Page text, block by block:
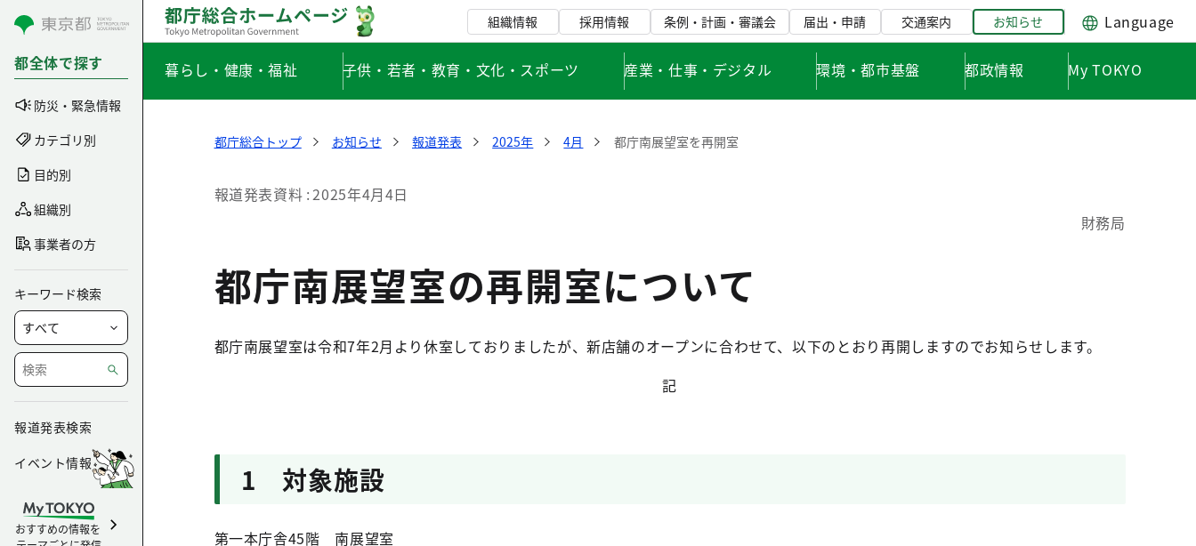
コンテンツにスキップ
都全体で探す
防災・緊急情報
カテゴリ別
目的別
組織別
事業者の方
キーワード検索
報道発表検索
イベント情報
おすすめの情報を
組織情報 採用情報 条例・計画・審議会 届出・申請 交通案内 お知らせ Language
暮らし・健康・福祉 子供・若者・教育・文化・スポーツ 産業・仕事・デジタル 環境・都市基盤 都政情報 My TOKYO
都庁総合トップ お知らせ 報道発表 2025年 4月 都庁南展望室を再開室
報道発表資料 2025年4月4日
財務局
都庁南展望室の再開室について
都庁南展望室は令和7年2月より休室しておりましたが、新店舗のオープンに合わせて、以下のとおり再開しますのでお知らせします。
記
1 対象施設
第一本庁舎45階 南展望室